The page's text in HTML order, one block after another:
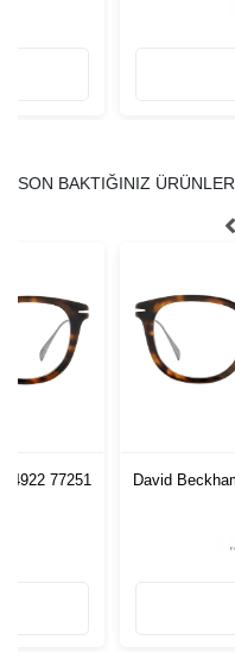
SON BAKTIĞINIZ ÜRÜNLER
4922 77251
David